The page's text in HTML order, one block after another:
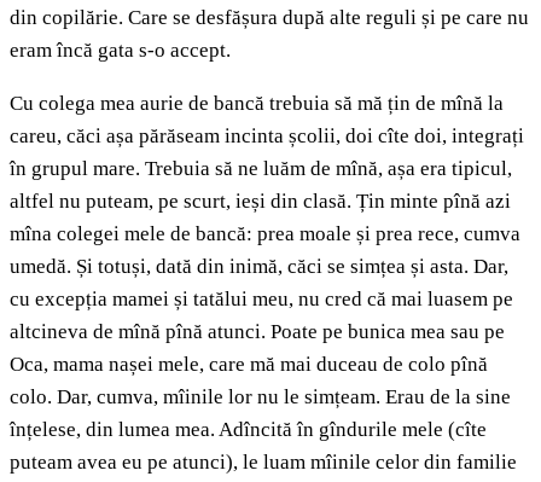
din copilărie. Care se desfășura după alte reguli și pe care nu
eram încă gata s-o accept.
Cu colega mea aurie de bancă trebuia să mă țin de mînă la
careu, căci așa părăseam incinta școlii, doi cîte doi, integrați
în grupul mare. Trebuia să ne luăm de mînă, așa era tipicul,
altfel nu puteam, pe scurt, ieși din clasă. Țin minte pînă azi
mîna colegei mele de bancă: prea moale și prea rece, cumva
umedă. Și totuși, dată din inimă, căci se simțea și asta. Dar,
cu excepția mamei și tatălui meu, nu cred că mai luasem pe
altcineva de mînă pînă atunci. Poate pe bunica mea sau pe
Oca, mama nașei mele, care mă mai duceau de colo pînă
colo. Dar, cumva, mîinile lor nu le simțeam. Erau de la sine
înțelese, din lumea mea. Adîncită în gîndurile mele (cîte
puteam avea eu pe atunci), le luam mîinile celor din familie